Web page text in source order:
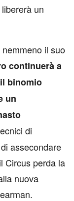
un
il suo
continuerà a
binomio
un
di
assecondare
Circus perda la
nuova